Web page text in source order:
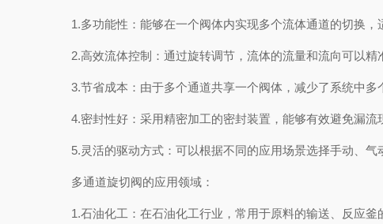
1.多功能性：能够在一个阀体内实现多个流体通道的切换，
2.高效流体控制：通过旋转调节，流体的流量和流向可以精
3.节省成本：由于多个通道共享一个阀体，减少了系统中多
4.密封性好：采用精密加工的密封装置，能够有效避免漏流
5.灵活的驱动方式：可以根据不同的应用场景选择手动、气
多通道旋切阀的应用领域：
1.石油化工：在石油化工行业，常用于原料的输送、反应釜